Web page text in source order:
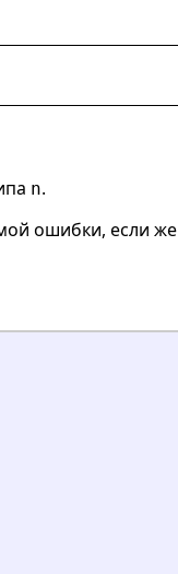
n.
ошибки, если же